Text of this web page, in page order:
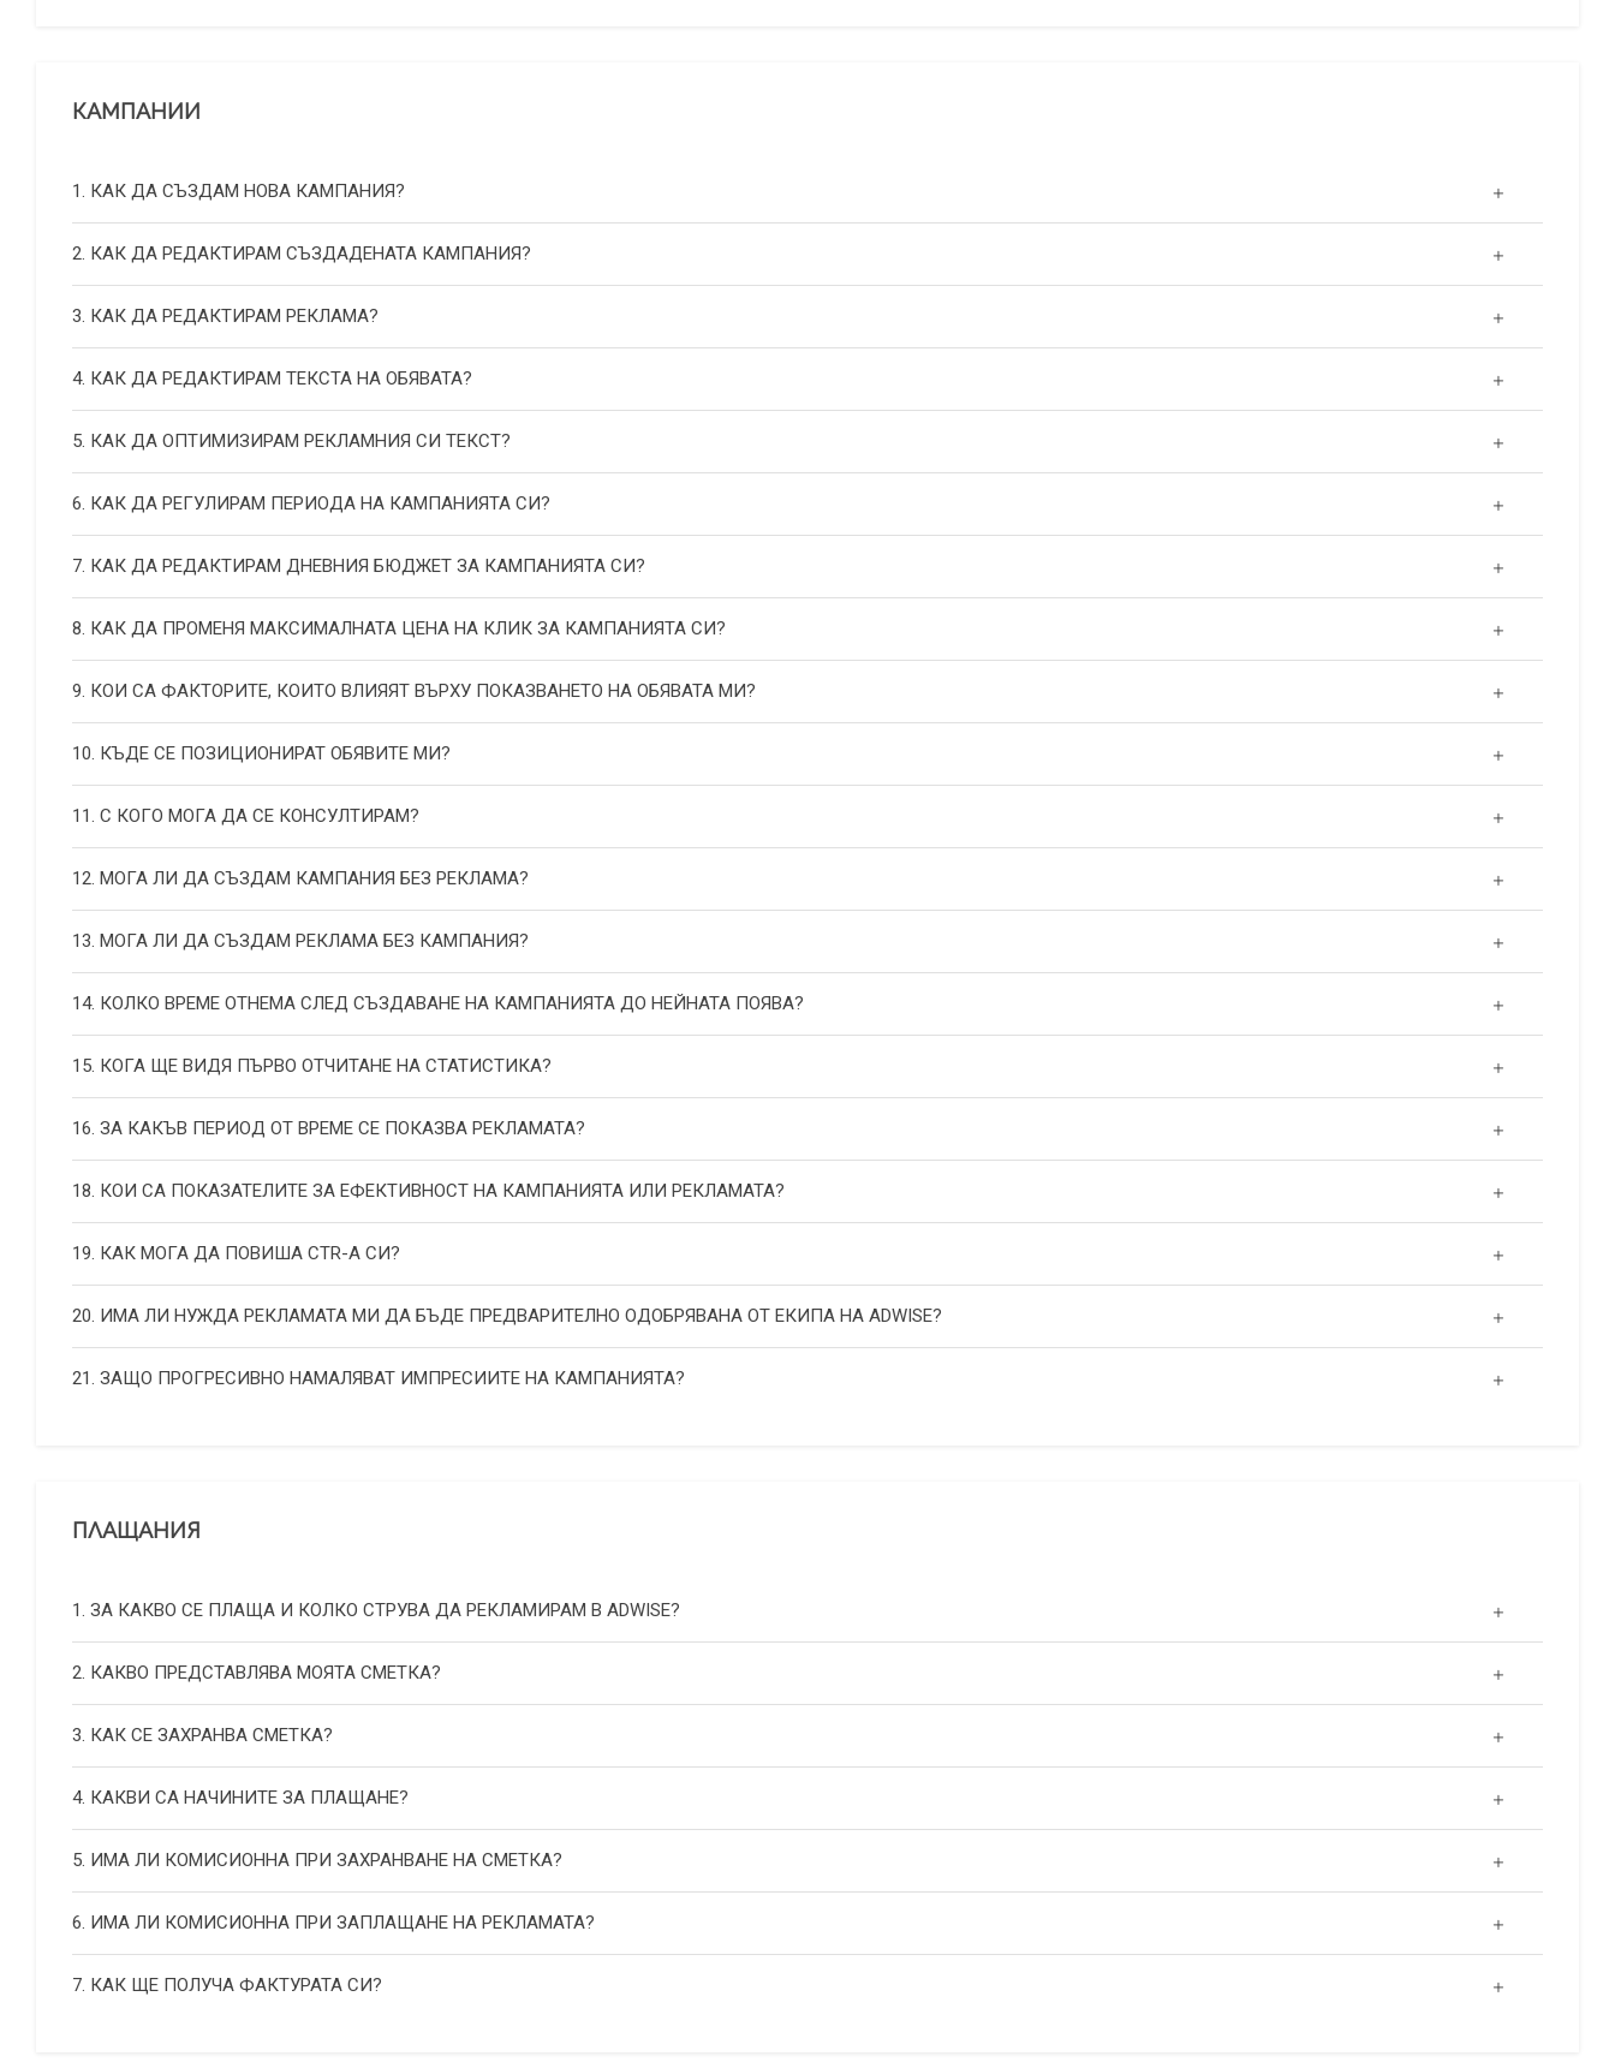
КАМПАНИИ
1. КАК ДА СЪЗДАМ НОВА КАМПАНИЯ?
2. КАК ДА РЕДАКТИРАМ СЪЗДАДЕНАТА КАМПАНИЯ?
3. КАК ДА РЕДАКТИРАМ РЕКЛАМА?
4. КАК ДА РЕДАКТИРАМ ТЕКСТА НА ОБЯВАТА?
5. КАК ДА ОПТИМИЗИРАМ РЕКЛАМНИЯ СИ ТЕКСТ?
6. КАК ДА РЕГУЛИРАМ ПЕРИОДА НА КАМПАНИЯТА СИ?
7. КАК ДА РЕДАКТИРАМ ДНЕВНИЯ БЮДЖЕТ ЗА КАМПАНИЯТА СИ?
8. КАК ДА ПРОМЕНЯ МАКСИМАЛНАТА ЦЕНА НА КЛИК ЗА КАМПАНИЯТА СИ?
9. КОИ СА ФАКТОРИТЕ, КОИТО ВЛИЯЯТ ВЪРХУ ПОКАЗВАНЕТО НА ОБЯВАТА МИ?
10. КЪДЕ СЕ ПОЗИЦИОНИРАТ ОБЯВИТЕ МИ?
11. С КОГО МОГА ДА СЕ КОНСУЛТИРАМ?
12. МОГА ЛИ ДА СЪЗДАМ КАМПАНИЯ БЕЗ РЕКЛАМА?
13. МОГА ЛИ ДА СЪЗДАМ РЕКЛАМА БЕЗ КАМПАНИЯ?
14. КОЛКО ВРЕМЕ ОТНЕМА СЛЕД СЪЗДАВАНЕ НА КАМПАНИЯТА ДО НЕЙНАТА ПОЯВА?
15. КОГА ЩЕ ВИДЯ ПЪРВО ОТЧИТАНЕ НА СТАТИСТИКА?
16. ЗА КАКЪВ ПЕРИОД ОТ ВРЕМЕ СЕ ПОКАЗВА РЕКЛАМАТА?
18. КОИ СА ПОКАЗАТЕЛИТЕ ЗА ЕФЕКТИВНОСТ НА КАМПАНИЯТА ИЛИ РЕКЛАМАТА?
19. КАК МОГА ДА ПОВИША СТR-А СИ?
20. ИМА ЛИ НУЖДА РЕКЛАМАТА МИ ДА БЪДЕ ПРЕДВАРИТЕЛНО ОДОБРЯВАНА ОТ ЕКИПА НА ADWISE?
21. ЗАЩО ПРОГРЕСИВНО НАМАЛЯВАТ ИМПРЕСИИТЕ НА КАМПАНИЯТА?
ПЛАЩАНИЯ
1. ЗА КАКВО СЕ ПЛАЩА И КОЛКО СТРУВА ДА РЕКЛАМИРАМ В ADWISE?
2. КАКВО ПРЕДСТАВЛЯВА МОЯТА СМЕТКА?
3. КАК СЕ ЗАХРАНВА СМЕТКА?
4. КАКВИ СА НАЧИНИТЕ ЗА ПЛАЩАНЕ?
5. ИМА ЛИ КОМИСИОННА ПРИ ЗАХРАНВАНЕ НА СМЕТКА?
6. ИМА ЛИ КОМИСИОННА ПРИ ЗАПЛАЩАНЕ НА РЕКЛАМАТА?
7. КАК ЩЕ ПОЛУЧА ФАКТУРАТА СИ?